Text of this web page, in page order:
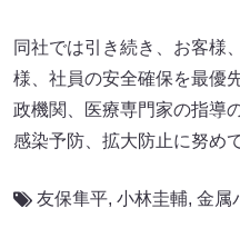
同社では引き続き、お客様
様、社員の安全確保を最優
政機関、医療専門家の指導
感染予防、拡大防止に努め
友保隼平, 小林圭輔, 金属